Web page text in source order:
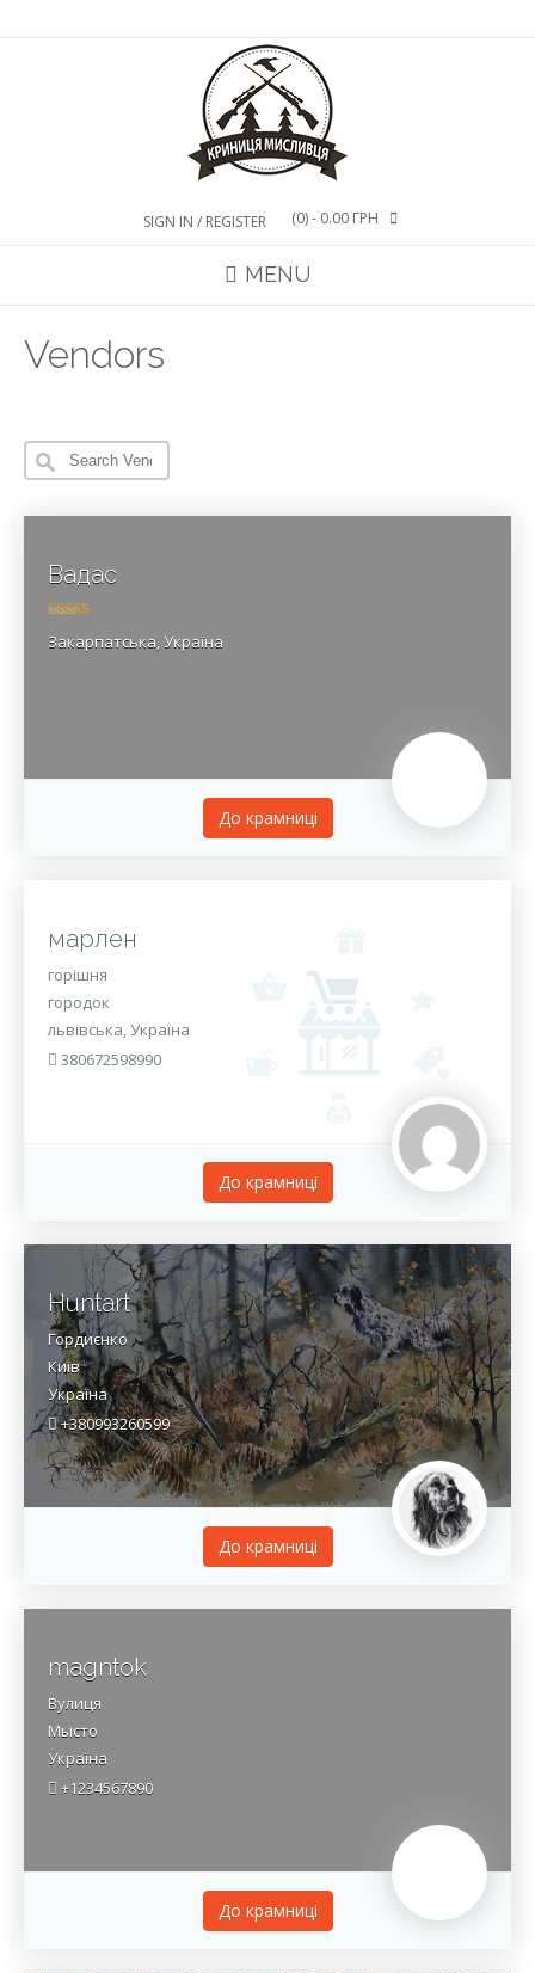
SIGN IN / REGISTER (0)- 0.00 ГРН
MENU
Vendors
Вадас
Закарпатська, Україна
До крамницi
марлен
горішня
городок
львівська, Україна
380672598990
До крамницi
Huntart
Гордиєнко
Киів
Україна
+380993260599
До крамницi
magntok
Вулиця
Мысто
Україна
+1234567890
До крамницi